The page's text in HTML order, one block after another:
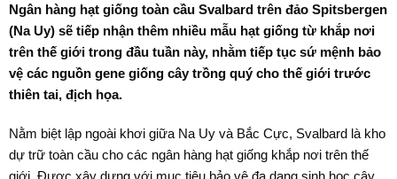
Ngân hàng hạt giống toàn cầu Svalbard trên đảo Spitsbergen
(Na Uy) sẽ tiếp nhận thêm nhiều mẫu hạt giống từ khắp nơi
trên thế giới trong đầu tuần này, nhằm tiếp tục sứ mệnh bảo
vệ các nguồn gene giống cây trồng quý cho thế giới trước
thiên tai, địch họa.
Nằm biệt lập ngoài khơi giữa Na Uy và Bắc Cực, Svalbard là kho
dự trữ toàn cầu cho các ngân hàng hạt giống khắp nơi trên thế
giới. Được xây dựng với mục tiêu bảo vệ đa dạng sinh học cây